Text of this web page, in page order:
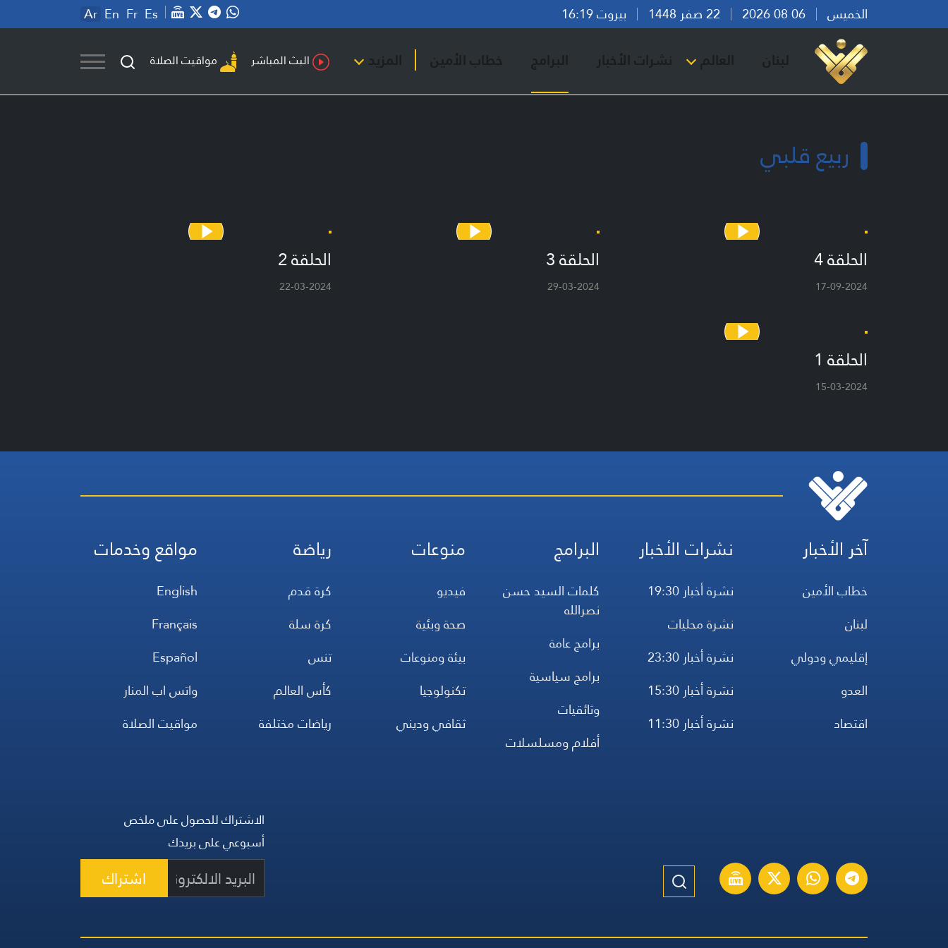
الخميس بيروت 16:19 Ar En Fr Es
لبنان العالم نشرات الأخبار البرامج خطاب الأمين المزيد البث المباشر مواقيت الصلاة
ربيع قلبي
الحلقة 4
17-09-2024
الحلقة 3
29-03-2024
الحلقة 2
22-03-2024
الحلقة 1
15-03-2024
آخر الأخبار
خطاب الأمين
لبنان
إقليمي ودولي
العدو
اقتصاد
نشرات الأخبار
نشرة أخبار 19:30
نشرة محليات
نشرة أخبار 23:30
نشرة أخبار 15:30
نشرة أخبار 11:30
البرامج
كلمات السيد حسن
نصرالله
برامج عامة
برامج سياسية
وثائقيات
أفلام ومسلسلات
منوعات
فيديو
صحة وبئية
بيئة ومنوعات
تكنولوجيا
ثقافي وديني
رياضة
كرة قدم
كرة سلة
تنس
كأس العالم
رياضات مختلفة
مواقع وخدمات
English
Français
Español
واتس اب المنار
مواقيت الصلاة
الاشتراك للحصول على ملخص
أسبوعي على بريدك
اشتراك